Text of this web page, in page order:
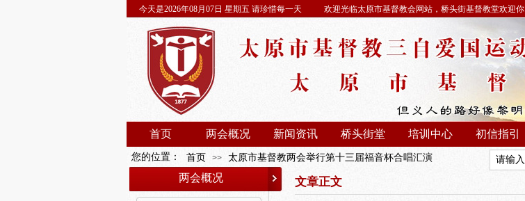
欢迎光临太原市基督教会网站，桥头街基督教堂欢迎你
今天是2026年08月07日 星期五 请珍惜每一天
首页 两会概况 新闻资讯 桥头街堂 培训中心 初信指引
您的位置： 首页 >> 太原市基督教两会举行第十三届福音杯合唱汇演
两会概况 文章正文